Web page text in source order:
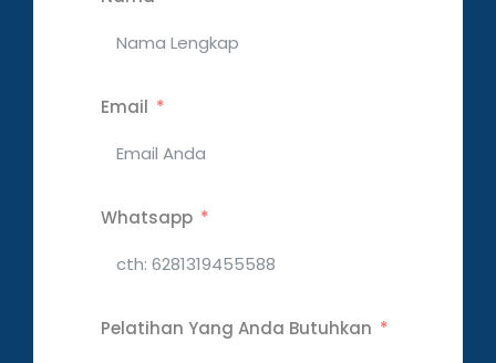
Email
Whatsapp
Pelatihan Yang Anda Butuhkan